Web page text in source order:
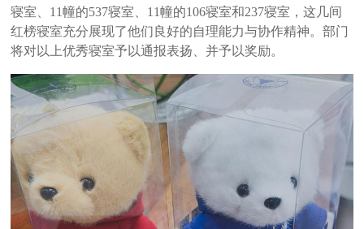
寝室、 11幢的537寝室、 11幢的106寝室和237寝室 ，这几间
红榜寝室充分展现了他们良好的自理能力与协作精神。部门
将对以上优秀寝室予以通报表扬、并予以奖励。